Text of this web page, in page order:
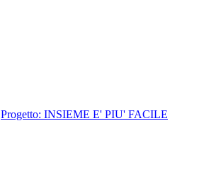
Progetto: INSIEME E' PIU' FACILE